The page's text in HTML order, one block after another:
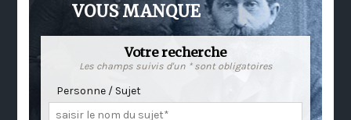
VOUS MANQUE
Votre recherche
Les champs suivis d'un * sont obligatoires
Personne / Sujet